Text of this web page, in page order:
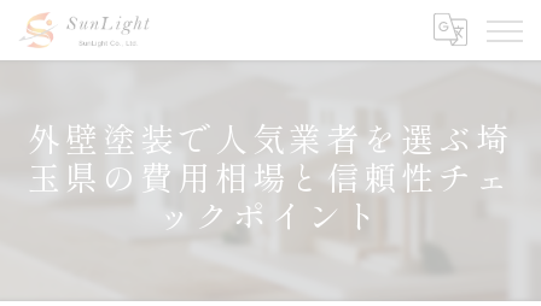
外壁塗装で人気業者を選ぶ埼
玉県の費用相場と信頼性チェ
ックポイント